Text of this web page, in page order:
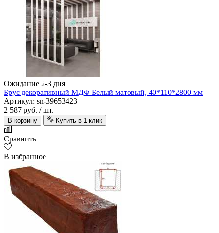
Ожидание 2-3 дня
Брус декоративный МДФ Белый матовый, 40*110*2800 мм
Артикул: sn-39653423
2 587 руб. / шт.
В корзину Купить в 1 клик
Сравнить
В избранное